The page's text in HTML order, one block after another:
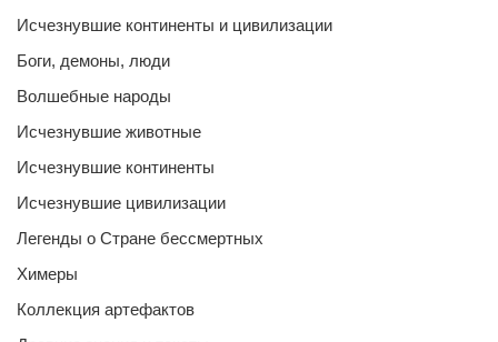
Исчезнувшие континенты и цивилизации
Боги, демоны, люди
Волшебные народы
Исчезнувшие животные
Исчезнувшие континенты
Исчезнувшие цивилизации
Легенды о Стране бессмертных
Химеры
Коллекция артефактов